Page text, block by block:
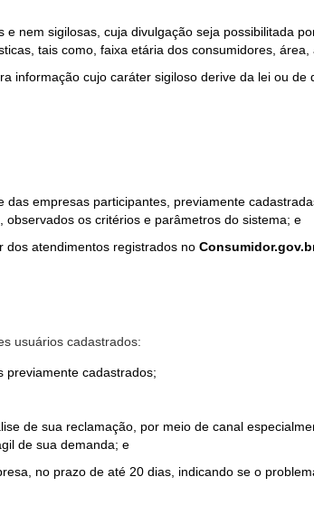
nem sigilosas, cuja divulgação seja possibilitada
tais como, faixa etária dos consumidores,
informação cujo caráter sigiloso derive da lei ou
empresas participantes, previamente
os critérios e parâmetros do sistema; e
dos atendimentos registrados no
usuários cadastrados:
previamente cadastrados;
de sua reclamação, por meio de canal
de sua demanda; e
no prazo de até 20 dias, indicando se o